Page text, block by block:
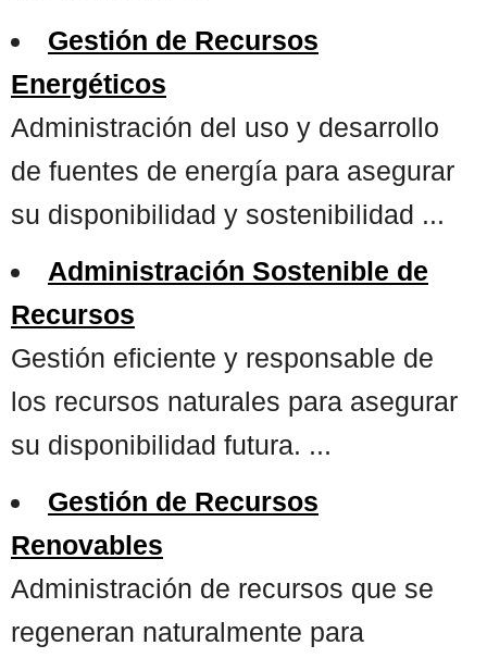
Gestión de Recursos
Energéticos
Administración del uso y desarrollo
de fuentes de energía para asegurar
su disponibilidad y sostenibilidad ...
Administración Sostenible de
Recursos
Gestión eficiente y responsable de
los recursos naturales para asegurar
su disponibilidad futura. ...
Gestión de Recursos
Renovables
Administración de recursos que se
regeneran naturalmente para